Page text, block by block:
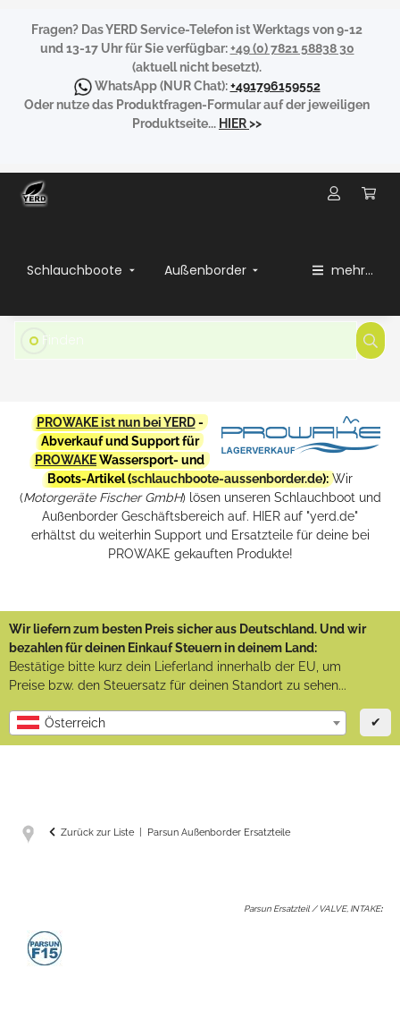
Fragen? Das YERD Service-Telefon ist Werktags von 9-12
und 13-17 Uhr für Sie verfügbar:+49 (0) 7821 58838 30
(aktuell nicht besetzt).
WhatsApp(NUR Chat):+491796159552
Oder nutze das Produktfragen-Formular auf der jeweiligen
Produktseite... HIER>>
Schlauchboote Außenborder mehr...
PROWAKE ist nun bei YERD-
Abverkauf und Support für
PROWAKEWassersport- und
Boots-Artikel (schlauchboote-aussenborder.de): Wir
(Motorgeräte Fischer GmbH) lösen unseren Schlauchboot und
Außenborder Geschäftsbereich auf. HIER auf "yerd.de"
erhältst du weiterhin Support und Ersatzteile für deine bei
PROWAKE gekauften Produkte!
Wir liefern zum besten Preis sicher aus Deutschland. Und wir
bezahlen für deinen Einkauf Steuern in deinem Land:
Bestätige bitte kurz dein Lieferland innerhalb der EU, um
Preise bzw. den Steuersatz für deinen Standort zu sehen...
Österreich ✔
Zurück zur Liste Parsun Außenborder Ersatzteile
Parsun Ersatzteil / VALVE, INTAKE: